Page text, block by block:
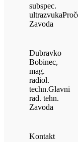
subspec.
ultrazvuka
Zavoda
Dubravko
Bobinec,
mag.
radiol.
techn.Glavni
rad. tehn.
Zavoda
Kontakt